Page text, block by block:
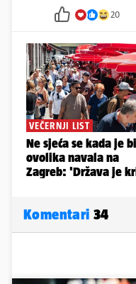
20
Komentari 34